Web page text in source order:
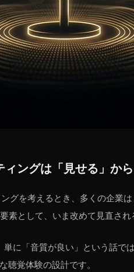
ィングは「見せる」か
グを考えるとき、多くの企業
素として、いま改めて見直さ
に「音質が良い」という話
聴覚体験の設計です。